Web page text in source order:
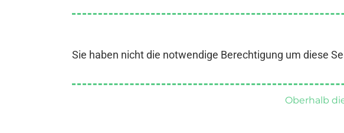
Sie haben nicht die notwendige Berechtigung um diese
Oberhalb